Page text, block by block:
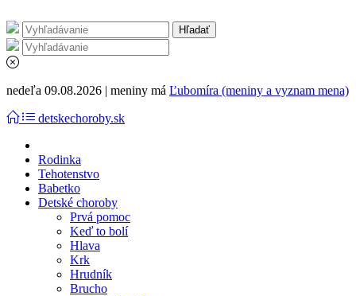
nedeľa 09.08.2026 | meniny má Ľubomíra (meniny a vyznam mena)
detskechoroby.sk
Rodinka
Tehotenstvo
Babetko
Detské choroby
Prvá pomoc
Keď to bolí
Hlava
Krk
Hrudník
Brucho